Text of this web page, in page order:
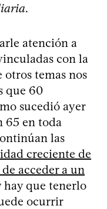
.
atención a
con la
otros temas nos
que 60
sucedió ayer
65 en toda
las
creciente de
acceder a un
hay que tenerlo
ocurrir